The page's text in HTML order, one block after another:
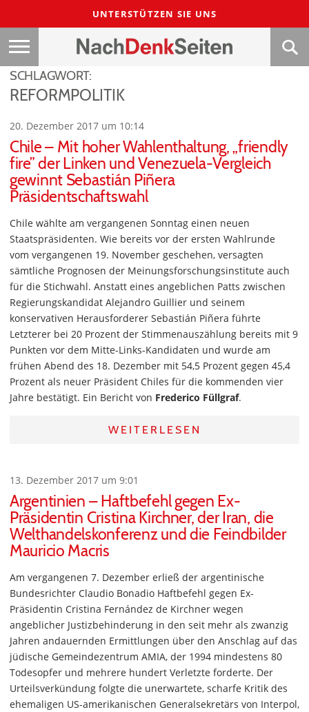
UNTERSTÜTZEN SIE UNS
SCHLAGWORT:
REFORMPOLITIK
20. Dezember 2017 um 10:14
Chile – Mit hoher Wahlenthaltung, „friendly
fire” der Linken und Venezuela-Vergleich
gewinnt Sebastián Piñera
Präsidentschaftswahl
Chile wählte am vergangenen Sonntag einen neuen
Staatspräsidenten. Wie bereits vor der ersten Wahlrunde
vom vergangenen 19. November geschehen, versagten
sämtliche Prognosen der Meinungsforschungsinstitute auch
für die Stichwahl. Anstatt eines angeblichen Patts zwischen
Regierungskandidat Alejandro Guillier und seinem
konservativen Herausforderer Sebastián Piñera führte
Letzterer bei 20 Prozent der Stimmenauszählung bereits mit 9
Punkten vor dem Mitte-Links-Kandidaten und wurde am
frühen Abend des 18. Dezember mit 54,5 Prozent gegen 45,4
Prozent als neuer Präsident Chiles für die kommenden vier
Jahre bestätigt. Ein Bericht von Frederico Füllgraf.
WEITERLESEN
13. Dezember 2017 um 9:01
Argentinien – Haftbefehl gegen Ex-
Präsidentin Cristina Kirchner, der Iran, die
Welthandelskonferenz und die Feindbilder
Mauricio Macris
Am vergangenen 7. Dezember erließ der argentinische
Bundesrichter Claudio Bonadio Haftbefehl gegen Ex-
Präsidentin Cristina Fernández de Kirchner wegen
angeblicher Justizbehinderung in den seit mehr als zwanzig
Jahren andauernden Ermittlungen über den Anschlag auf das
jüdische Gemeindezentrum AMIA, der 1994 mindestens 80
Todesopfer und mehrere hundert Verletzte forderte. Der
Urteilsverkündung folgte die unerwartete, scharfe Kritik des
ehemaligen US-amerikanischen Generalsekretärs von Interpol,